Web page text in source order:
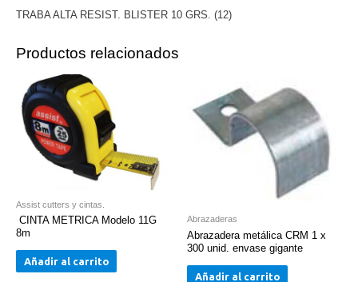
TRABA ALTA RESIST. BLISTER 10 GRS. (12)
Productos relacionados
Assist cutters y cintas.
CINTA METRICA Modelo 11G
8m
Añadir al carrito
Abrazaderas
Abrazadera metálica CRM 1 x
300 unid. envase gigante
Añadir al carrito